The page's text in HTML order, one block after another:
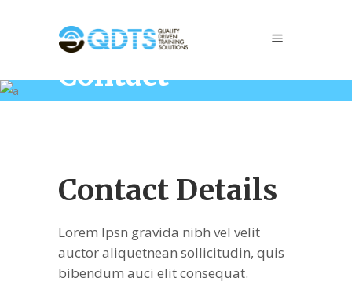
Contact
Contact Details
Lorem Ipsn gravida nibh vel velit
auctor aliquetnean sollicitudin, quis
bibendum auci elit consequat.